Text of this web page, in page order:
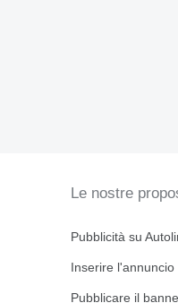
Le nostre
Pubblicità su
Inserire l'annuncio
Pubblicare il